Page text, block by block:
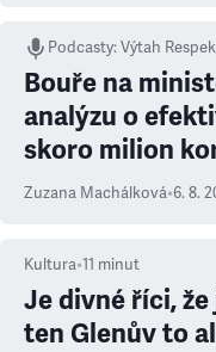
Podcasty:Výtah
Bouře na
analýzu o
skoro milion
Zuzana Machálková•6. 8.
Kultura•11 minut
Je divné říci,
ten Glenův to